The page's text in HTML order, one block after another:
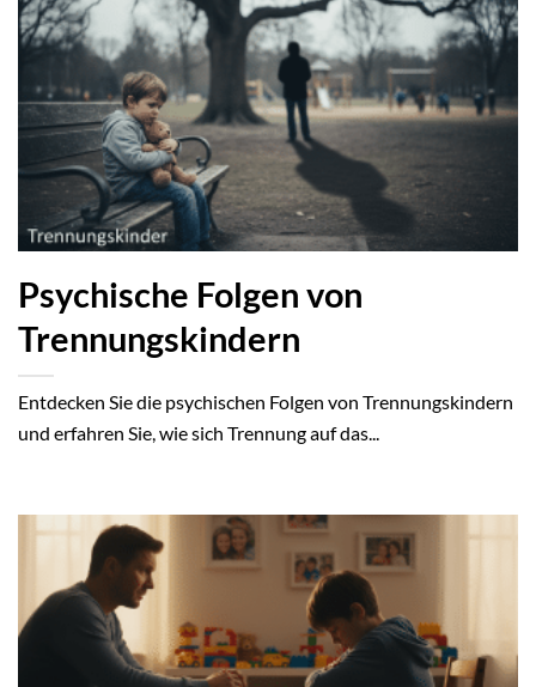
Psychische Folgen von
Trennungskindern
Entdecken Sie die psychischen Folgen von Trennungskindern
und erfahren Sie, wie sich Trennung auf das...